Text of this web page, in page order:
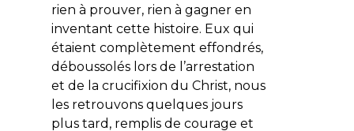
rien à prouver, rien à gagner en
inventant cette histoire. Eux qui
étaient complètement effondrés,
déboussolés lors de l’arrestation
et de la crucifixion du Christ, nous
les retrouvons quelques jours
plus tard, remplis de courage et